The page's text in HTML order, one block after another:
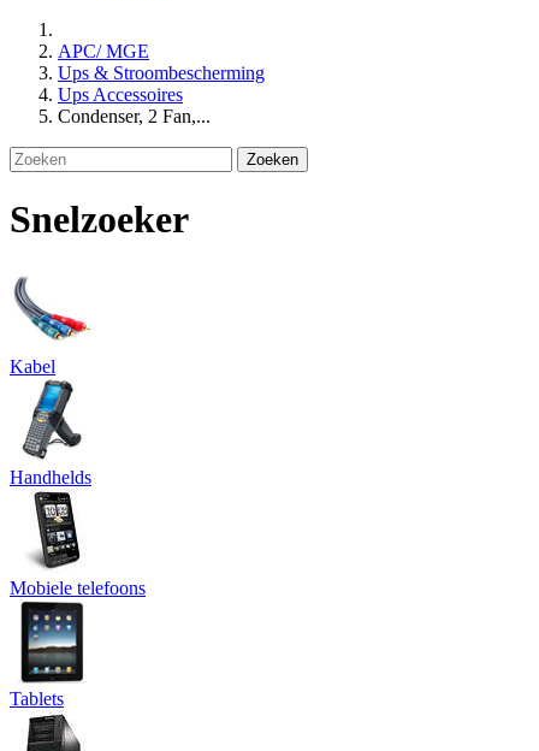
APC/ MGE
Ups & Stroombescherming
Ups Accessoires
Condenser, 2 Fan,...
Zoeken
Snelzoeker
Kabel
Handhelds
Mobiele telefoons
Tablets